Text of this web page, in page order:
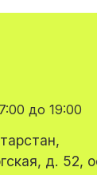
до 19:00
д. 52,